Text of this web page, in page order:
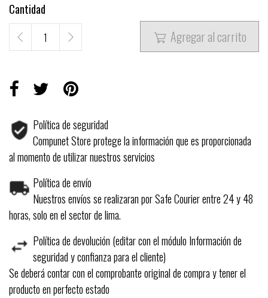
Cantidad
 Agregar al carrito
Política de seguridad
Compunet Store protege la información que es proporcionada
al momento de utilizar nuestros servicios
Política de envío
Nuestros envíos se realizaran por Safe Courier entre 24 y 48
horas, solo en el sector de lima.
Política de devolución (editar con el módulo Información de
seguridad y confianza para el cliente)
Se deberá contar con el comprobante original de compra y tener el
producto en perfecto estado